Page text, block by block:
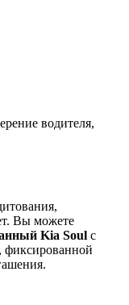
водителя,
Вы можете
Kia Soul с